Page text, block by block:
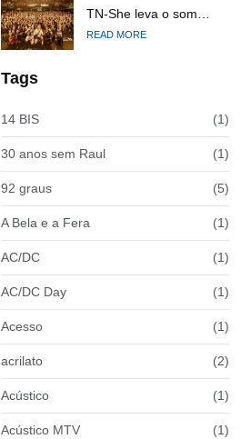
TN-She leva o som…
READ MORE
Tags
14 BIS (1)
30 anos sem Raul (1)
92 graus (5)
A Bela e a Fera (1)
AC/DC (1)
AC/DC Day (1)
Acesso (1)
acrilato (2)
Acústico (1)
Acústico MTV (1)